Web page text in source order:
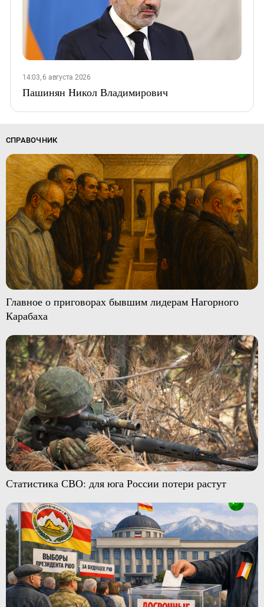
14:03, 6 августа 2026
Пашинян Никол Владимирович
СПРАВОЧНИК
Главное о приговорах бывшим лидерам Нагорного
Карабаха
Статистика СВО: для юга России потери растут